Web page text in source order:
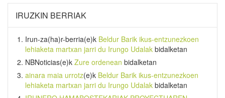
IRUZKIN BERRIAK
Irun-za(ha)r-berria(e)k Beldur Barik ikus-entzunezkoen
lehiaketa martxan jarri du Irungo Udalak bidalketan
NBNoticias(e)k Zure ordenean bidalketan
ainara maia urrotz(e)k Beldur Barik ikus-entzunezkoen
lehiaketa martxan jarri du Irungo Udalak bidalketan